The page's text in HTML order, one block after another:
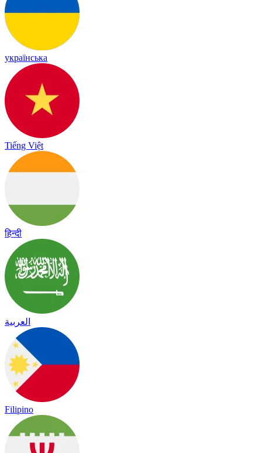
українська
Tiếng Việt
हिन्दी
العربية
Filipino